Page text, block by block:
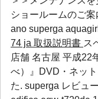
ショールームのご
ano superga aquagirl
74 ja 取扱説明書 ス
店舗 名古屋 平成22
べ）』DVD・ネッ
た. superga レビュー